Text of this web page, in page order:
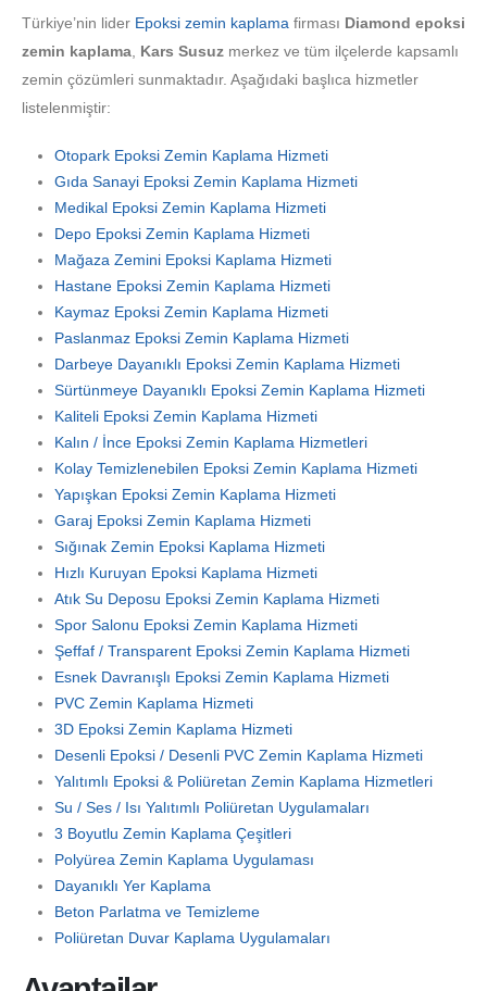
Türkiye’nin lider Epoksi zemin kaplama firması Diamond epoksi
zemin kaplama, Kars Susuz merkez ve tüm ilçelerde kapsamlı
zemin çözümleri sunmaktadır. Aşağıdaki başlıca hizmetler
listelenmiştir:
Otopark Epoksi Zemin Kaplama Hizmeti
Gıda Sanayi Epoksi Zemin Kaplama Hizmeti
Medikal Epoksi Zemin Kaplama Hizmeti
Depo Epoksi Zemin Kaplama Hizmeti
Mağaza Zemini Epoksi Kaplama Hizmeti
Hastane Epoksi Zemin Kaplama Hizmeti
Kaymaz Epoksi Zemin Kaplama Hizmeti
Paslanmaz Epoksi Zemin Kaplama Hizmeti
Darbeye Dayanıklı Epoksi Zemin Kaplama Hizmeti
Sürtünmeye Dayanıklı Epoksi Zemin Kaplama Hizmeti
Kaliteli Epoksi Zemin Kaplama Hizmeti
Kalın / İnce Epoksi Zemin Kaplama Hizmetleri
Kolay Temizlenebilen Epoksi Zemin Kaplama Hizmeti
Yapışkan Epoksi Zemin Kaplama Hizmeti
Garaj Epoksi Zemin Kaplama Hizmeti
Sığınak Zemin Epoksi Kaplama Hizmeti
Hızlı Kuruyan Epoksi Kaplama Hizmeti
Atık Su Deposu Epoksi Zemin Kaplama Hizmeti
Spor Salonu Epoksi Zemin Kaplama Hizmeti
Şeffaf / Transparent Epoksi Zemin Kaplama Hizmeti
Esnek Davranışlı Epoksi Zemin Kaplama Hizmeti
PVC Zemin Kaplama Hizmeti
3D Epoksi Zemin Kaplama Hizmeti
Desenli Epoksi / Desenli PVC Zemin Kaplama Hizmeti
Yalıtımlı Epoksi & Poliüretan Zemin Kaplama Hizmetleri
Su / Ses / Isı Yalıtımlı Poliüretan Uygulamaları
3 Boyutlu Zemin Kaplama Çeşitleri
Polyürea Zemin Kaplama Uygulaması
Dayanıklı Yer Kaplama
Beton Parlatma ve Temizleme
Poliüretan Duvar Kaplama Uygulamaları